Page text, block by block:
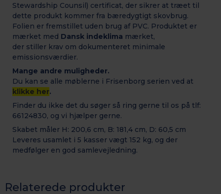
Stewardship Counsil) certificat, der sikrer at træet til
dette produkt kommer fra bæredygtigt skovbrug.
Folien er fremstillet uden brug af PVC. Produktet er
mærket med Dansk indeklima mærket,
der stiller krav om dokumenteret minimale
emissionsværdier.
Mange andre muligheder.
Du kan se alle møblerne i Frisenborg serien ved at
klikke her.
Finder du ikke det du søger så ring gerne til os på tlf:
66124830, og vi hjælper gerne.
Skabet måler H: 200,6 cm, B: 181,4 cm, D: 60,5 cm
Leveres usamlet i 5 kasser vægt 152 kg, og der
medfølger en god samlevejledning.
Relaterede produkter